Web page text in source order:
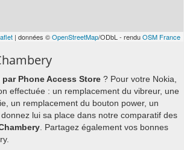
| données ©OpenStreetMap/ODbL - renduOSM France
Phone Access Store ? Pour votre Nokia,
effectuée : un remplacement du vibreur, une
un remplacement du bouton power, un
lui sa place dans notre comparatif des
. Partagez également vos bonnes